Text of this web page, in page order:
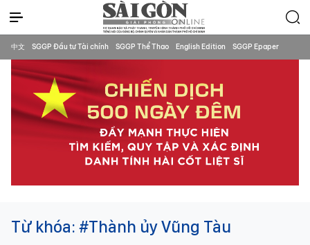
中文 SGGP Đầu tư Tài chính SGGP Thể Thao English Edition SGGP Epaper
Từ khóa: #Thành ủy Vũng Tàu